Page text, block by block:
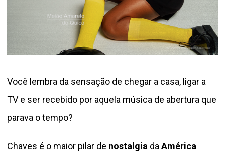
Você lembra da sensação de chegar a casa, ligar a
TV e ser recebido por aquela música de abertura que
parava o tempo?
Chaves é o maior pilar de nostalgia daAmérica